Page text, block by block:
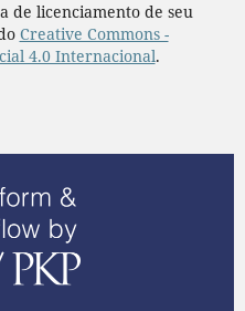
de licenciamento de seu
Creative Commons -
4.0 Internacional.